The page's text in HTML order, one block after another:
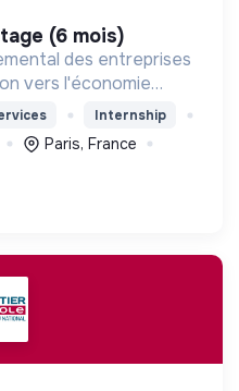
(6 mois)
des entreprises
vers l'économie
Internship
Paris, France